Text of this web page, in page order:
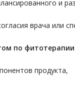
и
врача или
по
продукта,